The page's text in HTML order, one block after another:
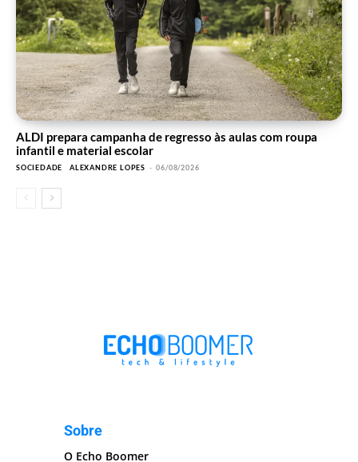
ALDI prepara campanha de regresso às aulas com roupa
infantil e material escolar
SOCIEDADE ALEXANDRE LOPES - 06/08/2026
Sobre
O Echo Boomer